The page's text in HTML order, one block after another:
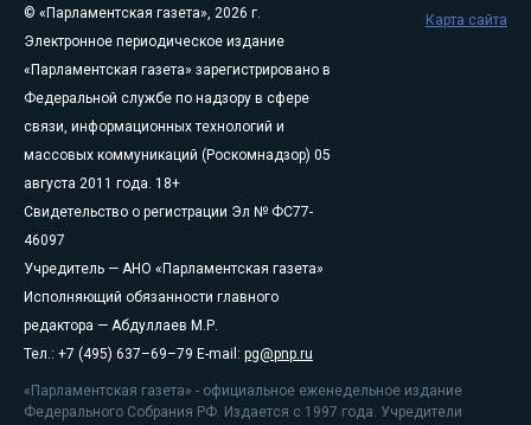
© «Парламентская газета», 2026 г.
Электронное периодическое издание
«Парламентская газета» зарегистрировано в
Федеральной службе по надзору в сфере
связи, информационных технологий и
массовых коммуникаций (Роскомнадзор) 05
августа 2011 года. 18+
Свидетельство о регистрации Эл № ФС77-
46097
Учредитель — АНО «Парламентская газета»
Исполняющий обязанности главного
редактора — Абдуллаев М.Р.
Тел.: +7 (495) 637–69–79 E-mail: pg@pnp.ru
«Парламентская газета» - официальное еженедельное издание
Федерального Собрания РФ. Издается с 1997 года. Учредители
Карта сайта